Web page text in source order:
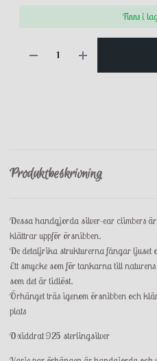
Finns i
Produktbeskrivning
Dessa handgjorda silver-ear climbers
klättrar uppför örsnibben.
De detaljrika strukturerna fångar ljuset
Ett smycke som för tankarna till
som det är tidlöst.
Örhänget träs igenom örsnibben och
plats
Oxiddrat 925 sterlingsilver